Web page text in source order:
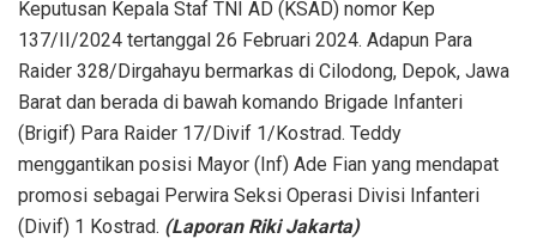
Keputusan Kepala Staf TNI AD (KSAD) nomor Kep
137/II/2024 tertanggal 26 Februari 2024. Adapun Para
Raider 328/Dirgahayu bermarkas di Cilodong, Depok, Jawa
Barat dan berada di bawah komando Brigade Infanteri
(Brigif) Para Raider 17/Divif 1/Kostrad. Teddy
menggantikan posisi Mayor (Inf) Ade Fian yang mendapat
promosi sebagai Perwira Seksi Operasi Divisi Infanteri
(Divif) 1 Kostrad. (Laporan Riki Jakarta)